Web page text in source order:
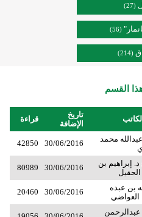
(27)
(56)
(214)
القسم
تاريخ
الإضافة
قراءة
محمد
30/06/2016
42850
د. إبراهيم بن
30/06/2016
80989
بن عبده
العواضي
30/06/2016
20460